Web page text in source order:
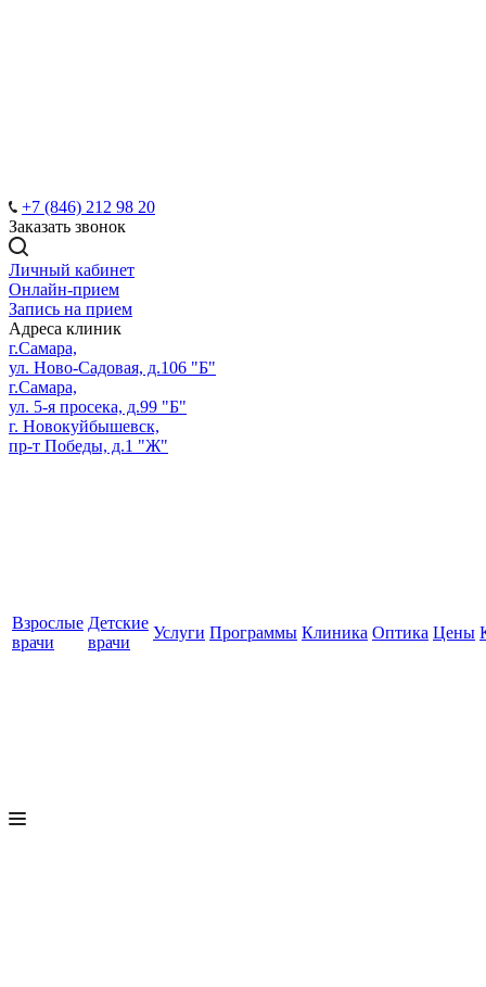
+7 (846) 212 98 20
Заказать звонок
Личный кабинет
Онлайн-прием
Запись на прием
Адреса клиник
г.Самара,
ул. Ново-Садовая, д.106 "Б"
г.Самара,
ул. 5-я просека, д.99 "Б"
г. Новокуйбышевск,
пр-т Победы, д.1 "Ж"
Взрослые
врачи
Детские
врачи
Услуги Программы Клиника Оптика Цены